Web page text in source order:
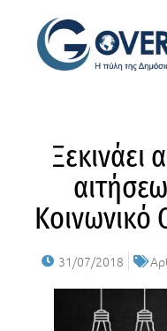
Ξεκινάει
Κοινωνικό
31/07/2018